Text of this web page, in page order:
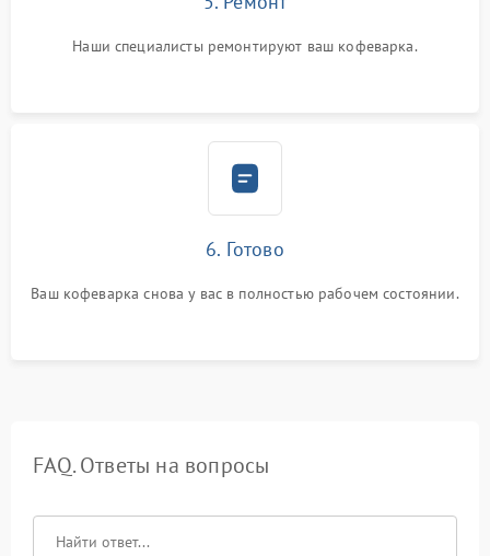
Наши специалисты ремонтируют ваш кофеварка.
6. Готово
Ваш кофеварка снова у вас в полностью рабочем состоянии.
FAQ. Ответы на вопросы